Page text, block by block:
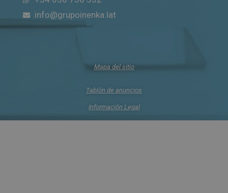
info@grupoinenka.lat
Mapa del sitio
Tablón de anuncios
Información Legal